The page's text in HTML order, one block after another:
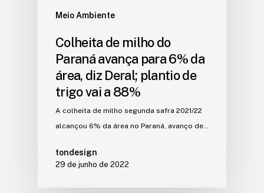
Meio Ambiente
Colheita de milho do
Paraná avança para 6% da
área, diz Deral; plantio de
trigo vai a 88%
A colheita de milho segunda safra 2021/22
alcançou 6% da área no Paraná, avanço de…
tondesign
29 de junho de 2022